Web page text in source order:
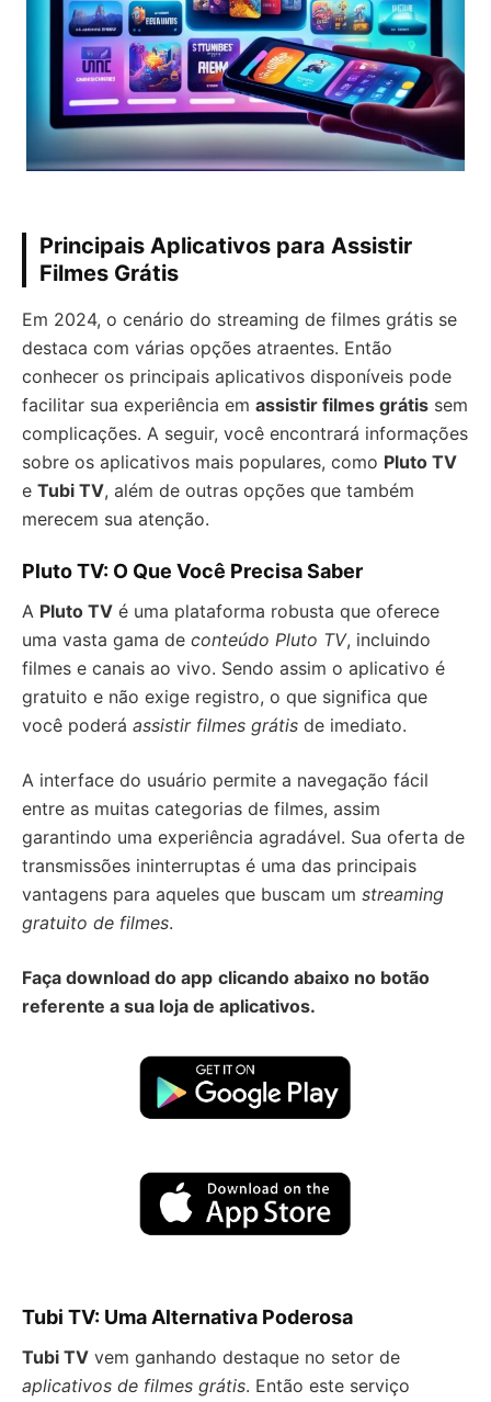
Principais Aplicativos para Assistir
Filmes Grátis
Em 2024, o cenário do streaming de filmes grátis se
destaca com várias opções atraentes. Então
conhecer os principais aplicativos disponíveis pode
facilitar sua experiência em assistir filmes grátis sem
complicações. A seguir, você encontrará informações
sobre os aplicativos mais populares, como Pluto TV
e Tubi TV, além de outras opções que também
merecem sua atenção.
Pluto TV: O Que Você Precisa Saber
A Pluto TV é uma plataforma robusta que oferece
uma vasta gama de conteúdo Pluto TV, incluindo
filmes e canais ao vivo. Sendo assim o aplicativo é
gratuito e não exige registro, o que significa que
você poderá assistir filmes grátis de imediato.
A interface do usuário permite a navegação fácil
entre as muitas categorias de filmes, assim
garantindo uma experiência agradável. Sua oferta de
transmissões ininterruptas é uma das principais
vantagens para aqueles que buscam um streaming
gratuito de filmes.
Faça download do app clicando abaixo no botão
referente a sua loja de aplicativos.
Tubi TV: Uma Alternativa Poderosa
Tubi TV vem ganhando destaque no setor de
aplicativos de filmes grátis. Então este serviço